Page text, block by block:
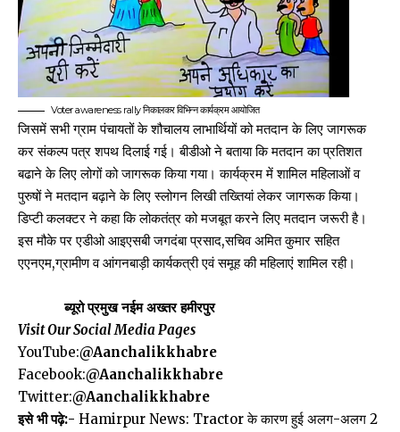
Voter awareness rally निकालकर विभिन्न कार्यक्रम आयोजित
जिसमें सभी ग्राम पंचायतों के शौचालय लाभार्थियों को मतदान के लिए जागरूक
कर संकल्प पत्र शपथ दिलाई गई। बीडीओ ने बताया कि मतदान का प्रतिशत
बढाने के लिए लोगों को जागरूक किया गया। कार्यक्रम में शामिल महिलाओं व
पुरुषों ने मतदान बढ़ाने के लिए स्लोगन लिखी तख्तियां लेकर जागरूक किया।
डिप्टी कलक्टर ने कहा कि लोकतंत्र को मजबूत करने लिए मतदान जरूरी है।
इस मौके पर एडीओ आइएसबी जगदंबा प्रसाद,सचिव अमित कुमार सहित
एएनएम,ग्रामीण व आंगनबाड़ी कार्यकत्री एवं समूह की महिलाएं शामिल रही।
ब्यूरो प्रमुख नईम अख्तर हमीरपुर
Visit Our Social Media Pages
YouTube:@Aanchalikkhabre
Facebook:@Aanchalikkhabre
Twitter:@Aanchalikkhabre
इसे भी पढ़े:- Hamirpur News: Tractor के कारण हुई अलग-अलग 2